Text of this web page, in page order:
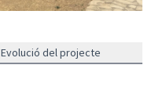
Evolució del projecte